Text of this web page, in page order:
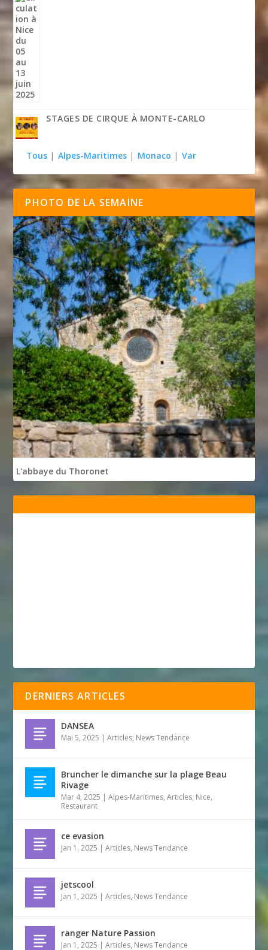
STAGES DE CIRQUE À MONTE-CARLO
Tous | Alpes-Maritimes | Monaco | Var
PHOTO DE LA SEMAINE
L'abbaye du Thoronet
DERNIERS ARTICLES
DANSEA
Mai 5, 2025 |Articles, News Tendance
Bruncher le dimanche sur la plage Beau
Rivage
Mar 4, 2025 |Alpes-Maritimes,Articles, Nice,
Restaurant
ce evasion
Jan 1, 2025 |Articles, News Tendance
jetscool
Jan 1, 2025 |Articles, News Tendance
ranger Nature Passion
Jan 1, 2025 |Articles, News Tendance